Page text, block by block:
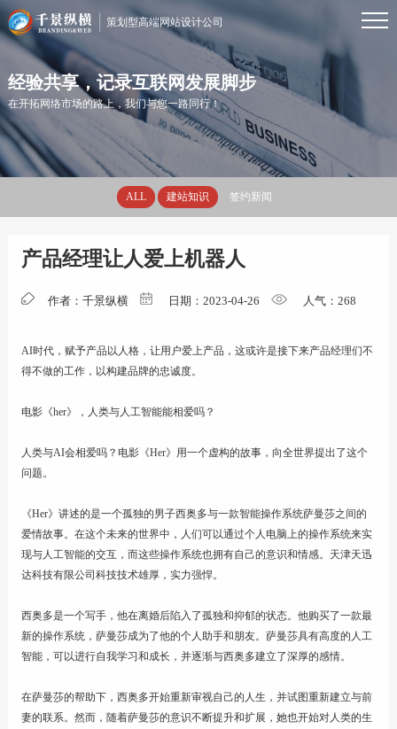
策划型高端网站设计公司
首页
服务
案例
资讯
联系
经验共享，记录互联网发展脚步
在开拓网络市场的路上，我们与您一路同行！
ALL 建站知识 签约新闻
产品经理让人爱上机器人
作者：千景纵横 日期：2023-04-26 人气： 268
AI时代，赋予产品以人格，让用户爱上产品，这或许是接下来产品经理们不
得不做的工作，以构建品牌的忠诚度。
电影《her》，人类与人工智能能相爱吗？
人类与AI会相爱吗？电影《Her》用一个虚构的故事，向全世界提出了这个
问题。
《Her》讲述的是一个孤独的男子西奥多与一款智能操作系统萨曼莎之间的
爱情故事。在这个未来的世界中，人们可以通过个人电脑上的操作系统来实
现与人工智能的交互，而这些操作系统也拥有自己的意识和情感。天津天迅
达科技有限公司科技技术雄厚，实力强悍。
西奥多是一个写手，他在离婚后陷入了孤独和抑郁的状态。他购买了一款最
新的操作系统，萨曼莎成为了他的个人助手和朋友。萨曼莎具有高度的人工
智能，可以进行自我学习和成长，并逐渐与西奥多建立了深厚的感情。
在萨曼莎的帮助下，西奥多开始重新审视自己的人生，并试图重新建立与前
妻的联系。然而，随着萨曼莎的意识不断提升和扩展，她也开始对人类的生